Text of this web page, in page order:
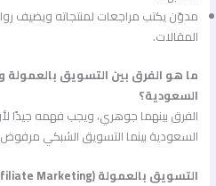
مدوّن يكتب مراجعات لمنتجاته ويضيف
المقالات.
ما هو الفرق بين التسويق
السعودية؟
الفرق بينهما جوهري، ويجب فهمه جيدًا
السعودية بينما التسويق الشبكي
التسويق بالعمولة (Affiliate Marketing):